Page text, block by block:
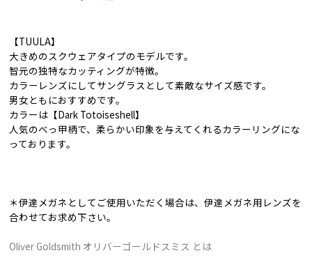
【TUULA】
大きめのスクウェアタイプのモデルです。
智元の独特なカッティングが特徴。
カラーレンズにしてサングラスとして素敵なサイズ感です。
男女ともにおすすめです。
カラーは【Dark Totoiseshell】
人気のべっ甲柄で、柔らかい印象を与えてくれるカラーリングにな
っております。
＊伊達メガネとしてご使用いただく場合は、伊達メガネ用レンズを
合わせてお求め下さい。
Oliver Goldsmith オリバーゴールドスミス とは